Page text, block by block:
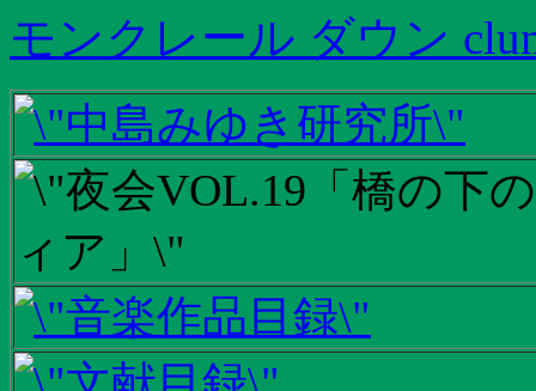
モンクレール ダウン